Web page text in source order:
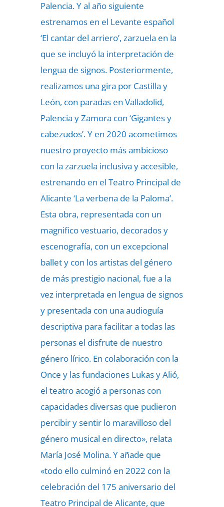
Palencia. Y al año siguiente
estrenamos en el Levante español
‘El cantar del arriero’, zarzuela en la
que se incluyó la interpretación de
lengua de signos. Posteriormente,
realizamos una gira por Castilla y
León, con paradas en Valladolid,
Palencia y Zamora con ‘Gigantes y
cabezudos’. Y en 2020 acometimos
nuestro proyecto más ambicioso
con la zarzuela inclusiva y accesible,
estrenando en el Teatro Principal de
Alicante ‘La verbena de la Paloma’.
Esta obra, representada con un
magnifico vestuario, decorados y
escenografía, con un excepcional
ballet y con los artistas del género
de más prestigio nacional, fue a la
vez interpretada en lengua de signos
y presentada con una audioguía
descriptiva para facilitar a todas las
personas el disfrute de nuestro
género lírico. En colaboración con la
Once y las fundaciones Lukas y Alió,
el teatro acogió a personas con
capacidades diversas que pudieron
percibir y sentir lo maravilloso del
género musical en directo», relata
María José Molina. Y añade que
«todo ello culminó en 2022 con la
celebración del 175 aniversario del
Teatro Principal de Alicante, que